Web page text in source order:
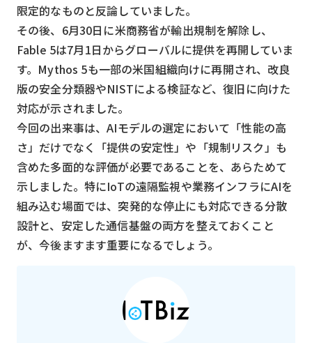
限定的なものと反論していました。
その後、6月30日に米商務省が輸出規制を解除し、
Fable 5は7月1日からグローバルに提供を再開していま
す。Mythos 5も一部の米国組織向けに再開され、改良
版の安全分類器やNISTによる検証など、復旧に向けた
対応が示されました。
今回の出来事は、AIモデルの選定において「性能の高
さ」だけでなく「提供の安定性」や「規制リスク」も
含めた多面的な評価が必要であることを、あらためて
示しました。特にIoTの遠隔監視や業務インフラにAIを
組み込む場面では、突発的な停止にも対応できる分散
設計と、安定した通信基盤の両方を整えておくこと
が、今後ますます重要になるでしょう。